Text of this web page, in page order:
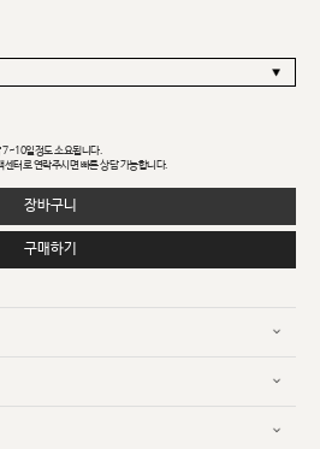
7~10일정도 소요됩니다.
터로 연락주시면 빠른 상담 가능합니다.
장바구니
구매하기